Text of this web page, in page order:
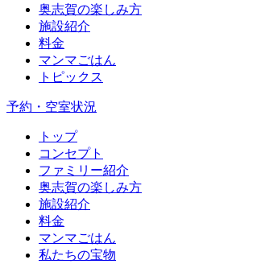
奥志賀の楽しみ方
施設紹介
料金
マンマごはん
トピックス
予約・空室状況
トップ
コンセプト
ファミリー紹介
奥志賀の楽しみ方
施設紹介
料金
マンマごはん
私たちの宝物